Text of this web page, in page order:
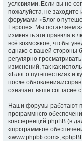
условиями. Если вы не
пожалуйста, не заходите
форумами «Блог о
Европе». Мы оставляем
изменять эти правила в
всё возможное, чтобы
однако с вашей стороны
регулярно
изменений, так как
«Блог о путешествиях и
после обновления/
означает ваше согласие
Наши форумы работают
программного
конференций phpBB (в
«программное
«www.phpbb.com»,